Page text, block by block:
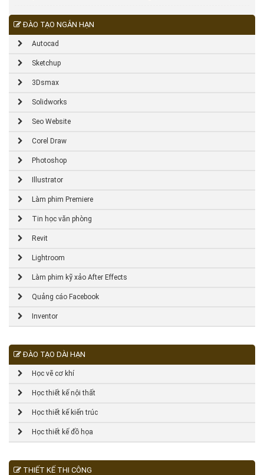
ĐÀO TẠO NGẮN HẠN
Autocad
Sketchup
3Dsmax
Solidworks
Seo Website
Corel Draw
Photoshop
Illustrator
Làm phim Premiere
Tin học văn phòng
Revit
Lightroom
Làm phim kỹ xảo After Effects
Quảng cáo Facebook
Inventor
ĐÀO TẠO DÀI HẠN
Học vẽ cơ khí
Học thiết kế nội thất
Học thiết kế kiến trúc
Học thiết kế đồ họa
THIẾT KẾ THI CÔNG